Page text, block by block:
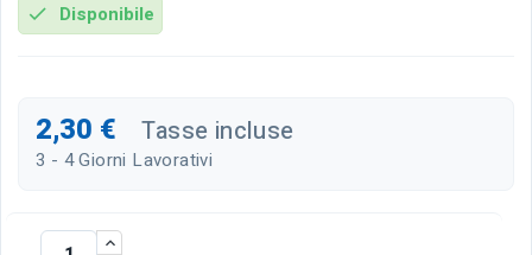
check Disponibile
2,30 € Tasse incluse
3 - 4 Giorni Lavorativi